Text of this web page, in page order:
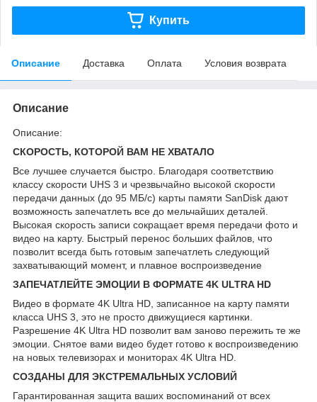
Купить
Описание Доставка Оплата Условия возврата
Описание
Описание:
СКОРОСТЬ, КОТОРОЙ ВАМ НЕ ХВАТАЛО
Все лучшее случается быстро. Благодаря соответствию
классу скорости UHS 3 и чрезвычайно высокой скорости
передачи данных (до 95 МБ/с) карты памяти SanDisk дают
возможность запечатлеть все до мельчайших деталей.
Высокая скорость записи сокращает время передачи фото и
видео на карту. Быстрый перенос больших файлов, что
позволит всегда быть готовым запечатлеть следующий
захватывающий момент, и плавное воспроизведение
ЗАПЕЧАТЛЕЙТЕ ЭМОЦИИ В ФОРМАТЕ 4K ULTRA HD
Видео в формате 4K Ultra HD, записанное на карту памяти
класса UHS 3, это не просто движущиеся картинки.
Разрешение 4K Ultra HD позволит вам заново пережить те же
эмоции. Снятое вами видео будет готово к воспроизведению
на новых телевизорах и мониторах 4K Ultra HD.
СОЗДАНЫ ДЛЯ ЭКСТРЕМАЛЬНЫХ УСЛОВИЙ
Гарантированная защита ваших воспоминаний от всех